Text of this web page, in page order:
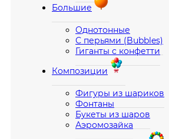
Большие
Однотонные
С перьями (Bubbles)
Гиганты с конфетти
Композиции
Фигуры из шариков
Фонтаны
Букеты из шаров
Аэромозайка